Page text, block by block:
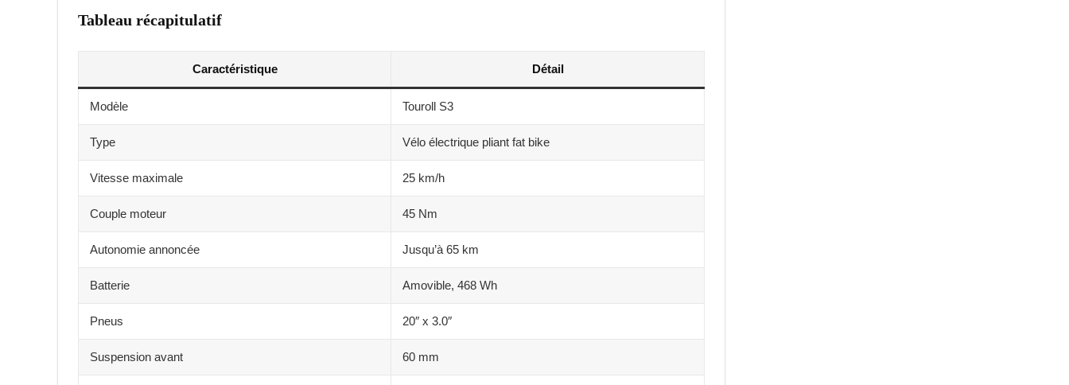
Tableau récapitulatif
Caractéristique Détail
Modèle Touroll S3
Type Vélo électrique pliant fat bike
Vitesse maximale 25 km/h
Couple moteur 45 Nm
Autonomie annoncée Jusqu’à 65 km
Batterie Amovible, 468 Wh
Pneus 20″ x 3.0″
Suspension avant 60 mm